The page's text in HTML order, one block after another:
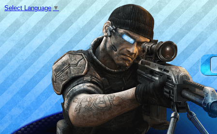
Select Language ▼